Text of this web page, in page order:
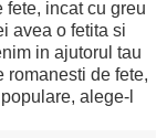
fete, incat cu greu
avea o fetita si
in ajutorul tau
romanesti de fete,
alege-l